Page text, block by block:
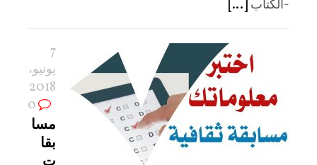
-الكتاب [...]
7
يونيو،
2018
0
مسا
بقا
ت